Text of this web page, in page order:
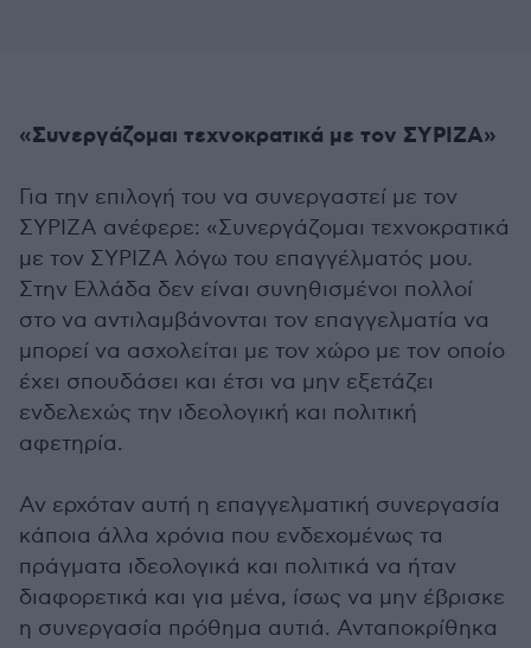
«Συνεργάζομαι τεχνοκρατικά με τον ΣΥΡΙΖΑ»
Για την επιλογή του να συνεργαστεί με τον
ΣΥΡΙΖΑ ανέφερε: «Συνεργάζομαι τεχνοκρατικά
με τον ΣΥΡΙΖΑ λόγω του επαγγέλματός μου.
Στην Ελλάδα δεν είναι συνηθισμένοι πολλοί
στο να αντιλαμβάνονται τον επαγγελματία να
μπορεί να ασχολείται με τον χώρο με τον οποίο
έχει σπουδάσει και έτσι να μην εξετάζει
ενδελεχώς την ιδεολογική και πολιτική
αφετηρία.
Αν ερχόταν αυτή η επαγγελματική συνεργασία
κάποια άλλα χρόνια που ενδεχομένως τα
πράγματα ιδεολογικά και πολιτικά να ήταν
διαφορετικά και για μένα, ίσως να μην έβρισκε
η συνεργασία πρόθημα αυτιά. Ανταποκρίθηκα